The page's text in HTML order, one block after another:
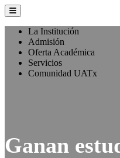
La Institución
Admisión
Oferta Académica
Servicios
Comunidad UATx
Ganan